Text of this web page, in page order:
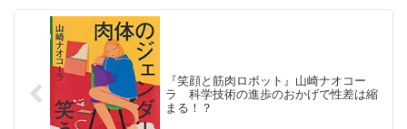
『笑顔と筋肉ロボット』山崎ナオコー
ラ 科学技術の進歩のおかげで性差は縮
まる！？